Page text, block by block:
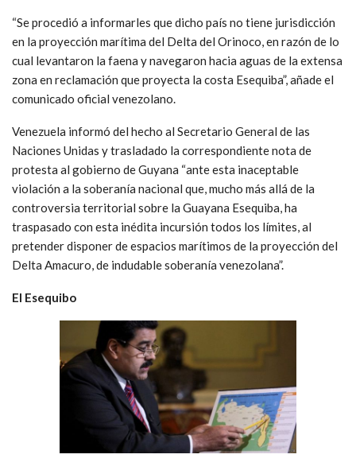
“Se procedió a informarles que dicho país no tiene jurisdicción
en la proyección marítima del Delta del Orinoco, en razón de lo
cual levantaron la faena y navegaron hacia aguas de la extensa
zona en reclamación que proyecta la costa Esequiba”, añade el
comunicado oficial venezolano.
Venezuela informó del hecho al Secretario General de las
Naciones Unidas y trasladado la correspondiente nota de
protesta al gobierno de Guyana “ante esta inaceptable
violación a la soberanía nacional que, mucho más allá de la
controversia territorial sobre la Guayana Esequiba, ha
traspasado con esta inédita incursión todos los límites, al
pretender disponer de espacios marítimos de la proyección del
Delta Amacuro, de indudable soberanía venezolana”.
El Esequibo